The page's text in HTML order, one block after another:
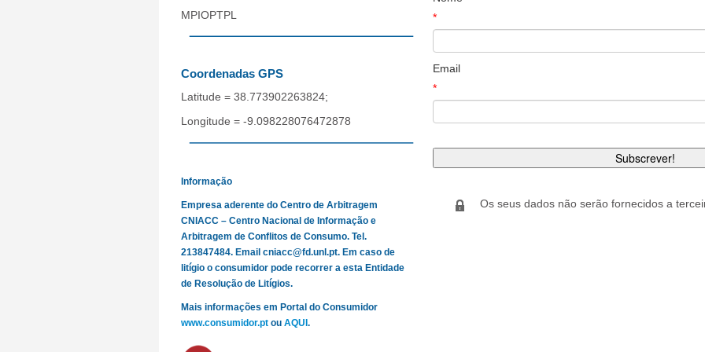
MPIOPTPL
Coordenadas GPS
Latitude = 38.773902263824;
Longitude = -9.098228076472878
Informação
Empresa aderente do Centro de Arbitragem
CNIACC – Centro Nacional de Informação e
Arbitragem de Conflitos de Consumo. Tel.
213847484. Email cniacc@fd.unl.pt. Em caso de
litígio o consumidor pode recorrer a esta Entidade
de Resolução de Litígios.
Mais informações em Portal do Consumidor
www.consumidor.pt ou AQUI .
*
Email
*
Os seus dados não serão fornecidos a